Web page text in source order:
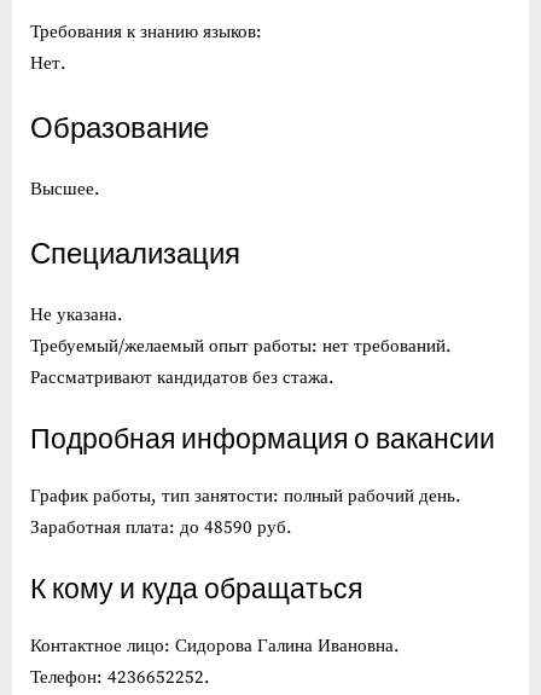
Требования к знанию языков:
Нет.
Образование
Высшее.
Специализация
Не указана.
Требуемый/желаемый опыт работы: нет требований.
Рассматривают кандидатов без стажа.
Подробная информация о вакансии
График работы, тип занятости: полный рабочий день.
Заработная плата: до 48590 руб.
К кому и куда обращаться
Контактное лицо: Сидорова Галина Ивановна.
Телефон: 4236652252.